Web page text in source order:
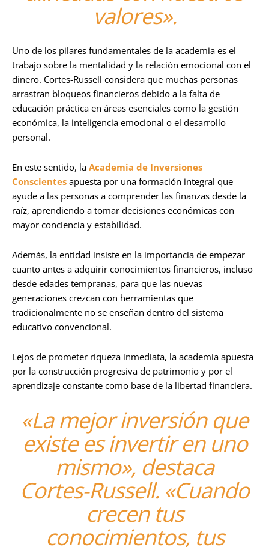
valores».
Uno de los pilares fundamentales de la academia es el
trabajo sobre la mentalidad y la relación emocional con el
dinero. Cortes-Russell considera que muchas personas
arrastran bloqueos financieros debido a la falta de
educación práctica en áreas esenciales como la gestión
económica, la inteligencia emocional o el desarrollo
personal.
En este sentido, la Academia de Inversiones
Conscientes apuesta por una formación integral que
ayude a las personas a comprender las finanzas desde la
raíz, aprendiendo a tomar decisiones económicas con
mayor conciencia y estabilidad.
Además, la entidad insiste en la importancia de empezar
cuanto antes a adquirir conocimientos financieros, incluso
desde edades tempranas, para que las nuevas
generaciones crezcan con herramientas que
tradicionalmente no se enseñan dentro del sistema
educativo convencional.
Lejos de prometer riqueza inmediata, la academia apuesta
por la construcción progresiva de patrimonio y por el
aprendizaje constante como base de la libertad financiera.
«La mejor inversión que
existe es invertir en uno
mismo», destaca
Cortes-Russell. «Cuando
crecen tus
conocimientos, tus